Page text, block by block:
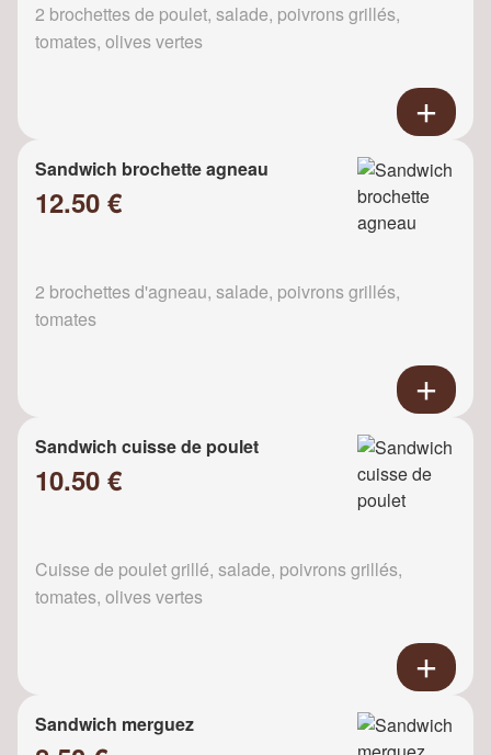
2 brochettes de poulet, salade, poivrons grillés,
tomates, olives vertes
Sandwich brochette agneau
12.50 €
2 brochettes d'agneau, salade, poivrons grillés,
tomates
Sandwich cuisse de poulet
10.50 €
Cuisse de poulet grillé, salade, poivrons grillés,
tomates, olives vertes
Sandwich merguez